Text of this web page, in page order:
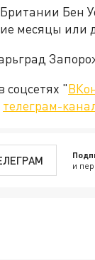
Бен
месяцы или
соцсетях "
телеграм-
и